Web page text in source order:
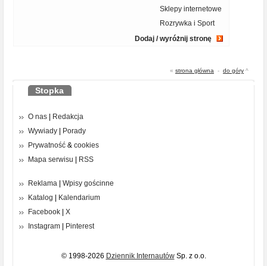
Sklepy internetowe
Rozrywka i Sport
Dodaj / wyróżnij stronę
« strona główna - do góry ^
Stopka
O nas
Redakcja
Wywiady
Porady
Prywatność & cookies
Mapa serwisu
RSS
Reklama
Wpisy gościnne
Katalog
Kalendarium
Facebook
X
Instagram
Pinterest
© 1998-2026 Dziennik InternautówSp. z o.o.